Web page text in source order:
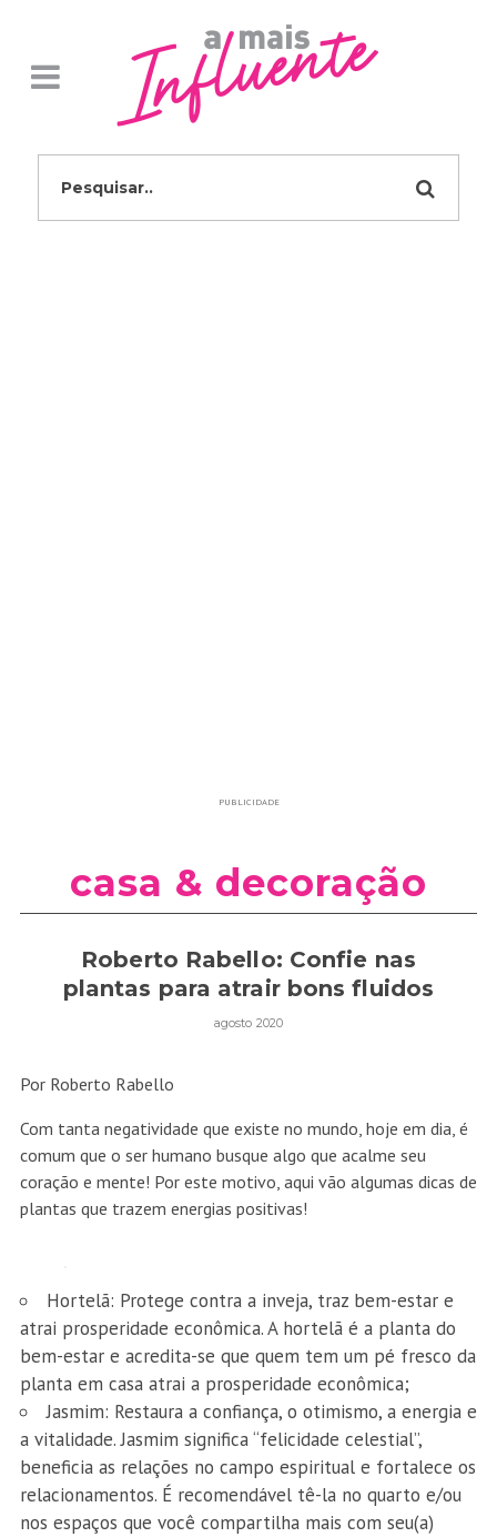
PUBLICIDADE
casa & decoração
Roberto Rabello: Confie nas
plantas para atrair bons fluidos
agosto 2020
Por Roberto Rabello
Com tanta negatividade que existe no mundo, hoje em dia, é
comum que o ser humano busque algo que acalme seu
coração e mente! Por este motivo, aqui vão algumas dicas de
plantas que trazem energias positivas!
Hortelã: Protege contra a inveja, traz bem-estar e
atrai prosperidade econômica. A hortelã é a planta do
bem-estar e acredita-se que quem tem um pé fresco da
planta em casa atrai a prosperidade econômica;
Jasmim: Restaura a confiança, o otimismo, a energia e
a vitalidade. Jasmim significa “felicidade celestial”,
beneficia as relações no campo espiritual e fortalece os
relacionamentos. É recomendável tê-la no quarto e/ou
nos espaços que você compartilha mais com seu(a)